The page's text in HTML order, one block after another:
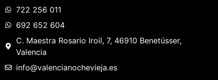
722 256 011
692 652 604
C. Maestra Rosario Iroil, 7, 46910 Benetússer,
Valencia
info@valencianochevieja.es